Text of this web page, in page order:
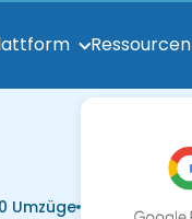
Ressourcen
Umzüge